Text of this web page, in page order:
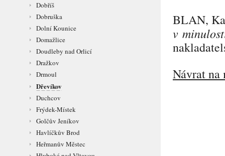
Dobříš
Dobruška
Dolní Kounice
Domažlice
Doudleby nad Orlicí
Dražkov
Drmoul
Dřevíkov
Duchcov
Frýdek-Místek
Golčův Jeníkov
Havlíčkův Brod
Heřmanův Městec
BLAN,
v
Návrat na